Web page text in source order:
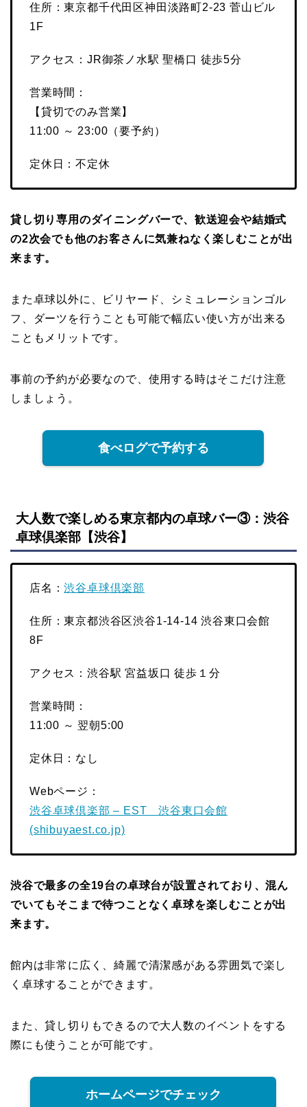
住所：東京都千代田区神田淡路町2-23 菅山ビル
1F
アクセス：JR御茶ノ水駅 聖橋口 徒歩5分
営業時間：
【貸切でのみ営業】
11:00 ～ 23:00（要予約）
定休日：不定休
貸し切り専用のダイニングバーで、歓送迎会や結婚式
の2次会でも他のお客さんに気兼ねなく楽しむことが出
来ます。
また卓球以外に、ビリヤード、シミュレーションゴル
フ、ダーツを行うことも可能で幅広い使い方が出来る
こともメリットです。
事前の予約が必要なので、使用する時はそこだけ注意
しましょう。
食べログで予約する
大人数で楽しめる東京都内の卓球バー③：渋谷
卓球倶楽部【渋谷】
店名：渋谷卓球倶楽部
住所：東京都渋谷区渋谷1-14-14 渋谷東口会館
8F
アクセス：渋谷駅 宮益坂口 徒歩１分
営業時間：
11:00 ～ 翌朝5:00
定休日：なし
Webページ：
渋谷卓球倶楽部 – EST 渋谷東口会館
(shibuyaest.co.jp)
渋谷で最多の全19台の卓球台が設置されており、混ん
でいてもそこまで待つことなく卓球を楽しむことが出
来ます。
館内は非常に広く、綺麗で清潔感がある雰囲気で楽し
く卓球することができます。
また、貸し切りもできるので大人数のイベントをする
際にも使うことが可能です。
ホームページでチェック